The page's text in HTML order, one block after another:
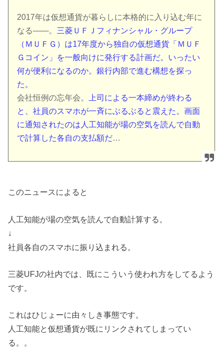
2017年は仮想通貨が暮らしに本格的に入り込む年に
なる――。 三菱ＵＦＪフィナンシャル・グループ
（ＭＵＦＧ）は17年度から独自の仮想通貨「ＭＵＦ
Ｇコイン」を一般向けに発行する計画だ。いったい
何が便利になるのか。銀行内部で進む構想を探っ
た。
会社恒例の忘年会。
上司による一本締めが終わる
と、社員のスマホが一斉にぶるぶると震えた。画面
に通知されたのは人工知能が場の空気を読んで自動
で計算した各自の支払額だ…
このニュースによると
人工知能が場の空気を読んで自動計算する。
↓
社員各自のスマホに振り込まれる。
三菱UFJの社内では、既にこういう使われ方をしてるよう
です。
これはひじょーに由々しき事態です。
人工知能と仮想通貨が既にリンクされてしまってい
る。。